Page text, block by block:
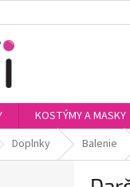
KOSTÝMY A MASKY
Doplnky Balenie